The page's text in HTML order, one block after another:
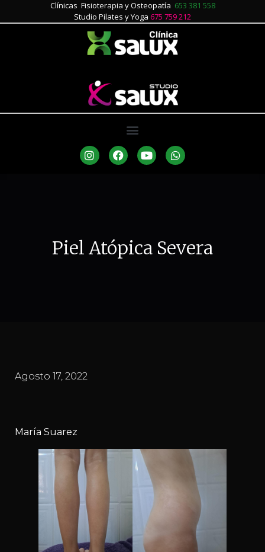
Clínicas Fisioterapia y Osteopatía 653 381 558
Studio Pilates y Yoga 675 759 212
Piel Atópica Severa
Agosto 17, 2022
María Suarez